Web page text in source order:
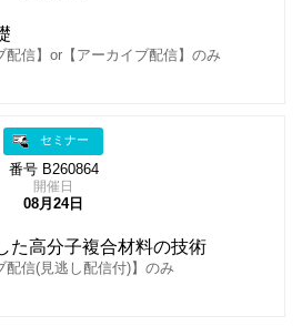
配信】or【アーカイブ配信】のみ
セミナー
番号 B260864
開催日
08月24日
た高分子複合材料の技術
配信(見逃し配信付)】のみ